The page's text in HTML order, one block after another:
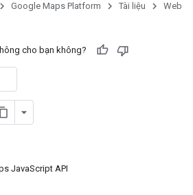
Google Maps Platform Tài liệu
Web
cho bạn không?
JavaScript API